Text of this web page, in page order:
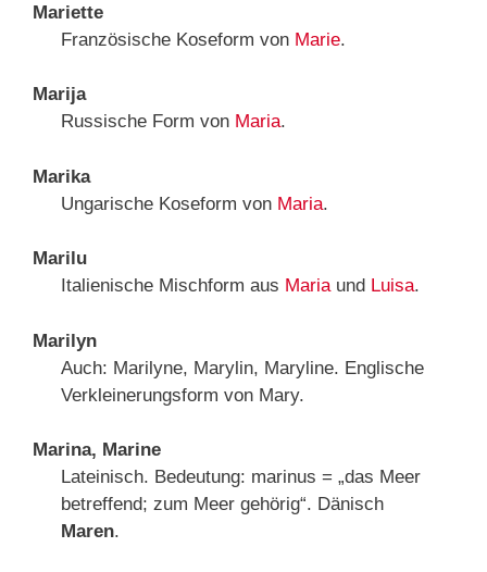
Mariette
Französische Koseform von Marie.
Marija
Russische Form von Maria.
Marika
Ungarische Koseform von Maria.
Marilu
Italienische Mischform aus Mariaund Luisa.
Marilyn
Auch: Marilyne, Marylin, Maryline. Englische
Verkleinerungsform von Mary.
Marina, Marine
Lateinisch. Bedeutung: marinus = „das Meer
betreffend; zum Meer gehörig“. Dänisch
Maren.